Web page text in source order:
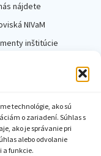
technológie, ako sú
o zariadení. Súhlas s
ako je správanie pri
alebo odvolanie
a funkcie.
nájdete
NIVaM
inštitúcie